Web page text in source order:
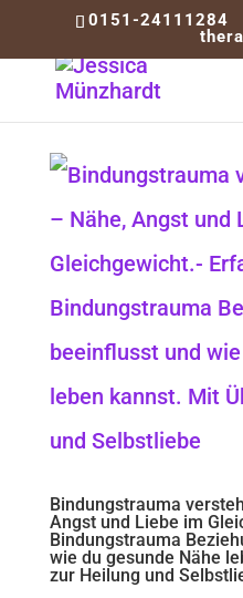
0151-24111284
Bindungstrauma
Angst und Liebe im
Bindungstrauma
wie du gesunde Nähe
zur Heilung und